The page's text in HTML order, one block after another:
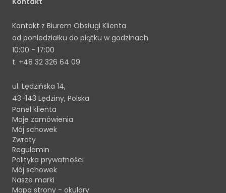
Kontakt z Biurem Obsługi Klienta
od poniedziałku do piątku w godzinach
10:00 - 17:00
t. +48 32 326 64 09
ul. Lędzińska 14,
43-143 Lędziny, Polska
Panel klienta
Moje zamówienia
Mój schowek
Zwroty
Regulamin
Polityka prywatności
Mój schowek
Nasze marki
Mapa strony - okulary